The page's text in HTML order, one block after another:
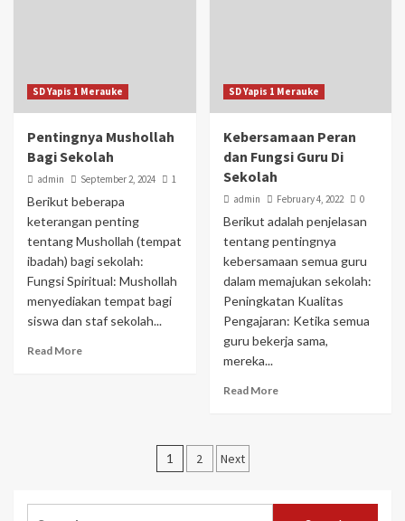
SD Yapis 1 Merauke
Pentingnya Mushollah
Bagi Sekolah
admin September 2, 2024 1
Berikut beberapa
keterangan penting
tentang Mushollah (tempat
ibadah) bagi sekolah:
Fungsi Spiritual: Mushollah
menyediakan tempat bagi
siswa dan staf sekolah...
Read More
SD Yapis 1 Merauke
Kebersamaan Peran
dan Fungsi Guru Di
Sekolah
admin February 4, 2022 0
Berikut adalah penjelasan
tentang pentingnya
kebersamaan semua guru
dalam memajukan sekolah:
Peningkatan Kualitas
Pengajaran: Ketika semua
guru bekerja sama,
mereka...
Read More
Posts
1 2 Next